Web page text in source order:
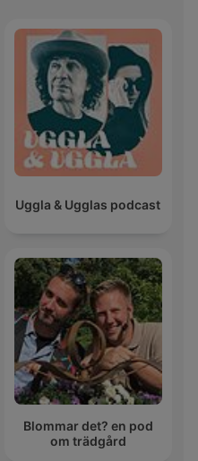
Uggla & Ugglas podcast
Blommar det? en pod
om trädgård